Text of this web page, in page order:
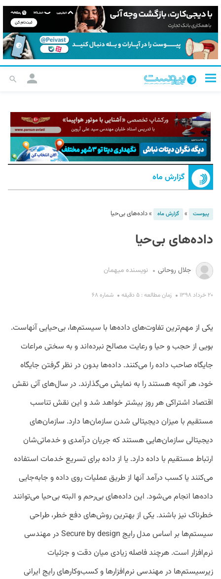
گزارش ماه
پیوست » گزارش ماه »داده‌های بی‌حیا
داده‌های بی‌حیا
جلال روحانی نویسنده میهمان
۲۰ خرداد ۱۳۹۸ زمان مطالعه : ۵ دقیقه شماره ۶۸
یکی از مهم‌ترین تفاوت‌های داده‌ها با سیستم‌ها، بی‌حیایی آنهاست.
بویی از حجب و حیا و رعایت مصالح نبرده‌اند و به سختی مراعات
جایگاه صاحب داده را می‌کنند. داده‌ها بدون در نظر گرفتن جایگاه
خود، هر آنچه هستند را به نمایش می‌گذارند. در سال‌های آتی نقش
اقتصاد اشتراکی هر روز بیشتر خواهد شد و این نقش تناسب
مستقیم با میزان دیجیتالی شدن سازمان‌ها دارد. سازمان‌های
دیجیتالی سازمان‌هایی هستند که جریان درآمدی و خدماتی‌شان
ارتباط مستقیم با داده دارد. یا از داده برای تسریع‌ خدمات استفاده
می‌کنند یا کسب درآمد آنها از طریق عملیات روی داده و جابه‌جایی
داده‌ها انجام می‌شود. این داده‌های بی‌رحم و البته بی‌حیا می‌توانند
خطرناک نیز باشند. یکی از بهترین روش‌های دفع خطر، طراحی
سیستم‌ها بر اساس مدل رایج Secure by design در مهندسی
نرم‌افزار است. هرچند فاصله زیادی میان دقت و جزئیات
زیرسیستم‌ها در مهندسی نرم‌افزارها و کسب‌وکارهای رایج ایرانی